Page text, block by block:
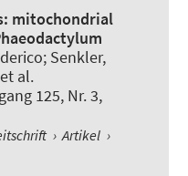
mitochondrial
; Senkler,
et al.
125, Nr. 3,
› Artikel ›